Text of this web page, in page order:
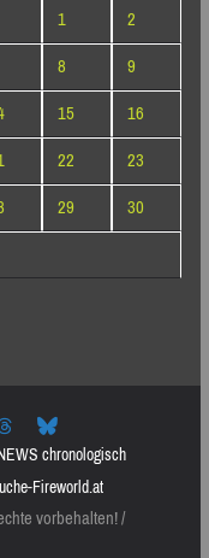
1
2
8
9
15
16
22
23
29
30
chronologisch
Fireworld.at
vorbehalten! /